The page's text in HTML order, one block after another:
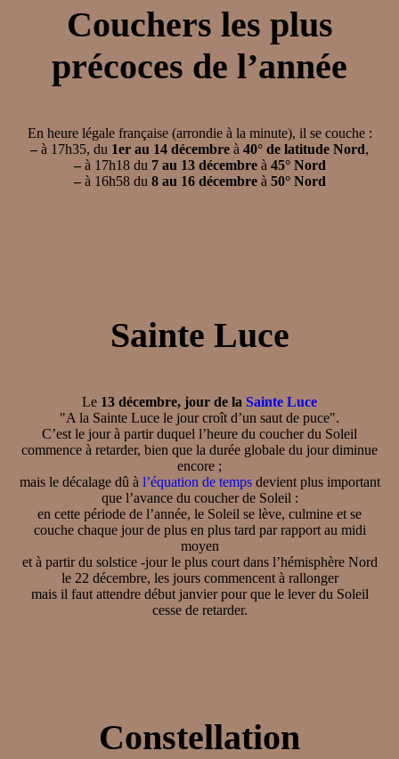
Couchers les plus
précoces de l’année
En heure légale française (arrondie à la minute), il se couche :
– à 17h35, du 1er au 14 décembre à 40° de latitude Nord,
–à 17h18 du 7 au 13 décembreà 45° Nord
–à 16h58 du 8 au 16 décembreà 50° Nord
Sainte Luce
Le 13 décembre, jour de la Sainte Luce
"A la Sainte Luce le jour croît d’un saut de puce".
C’est le jour à partir duquel l’heure du coucher du Soleil
commence à retarder, bien que la durée globale du jour diminue
encore ;
mais le décalage dû à l’équation de tempsdevient plus important
que l’avance du coucher de Soleil :
en cette période de l’année, le Soleil se lève, culmine et se
couche chaque jour de plus en plus tard par rapport au midi
moyen
et à partir du solstice -jour le plus court dans l’hémisphère Nord
le 22 décembre, les jours commencent à rallonger
mais il faut attendre début janvier pour que le lever du Soleil
cesse de retarder.
Constellation